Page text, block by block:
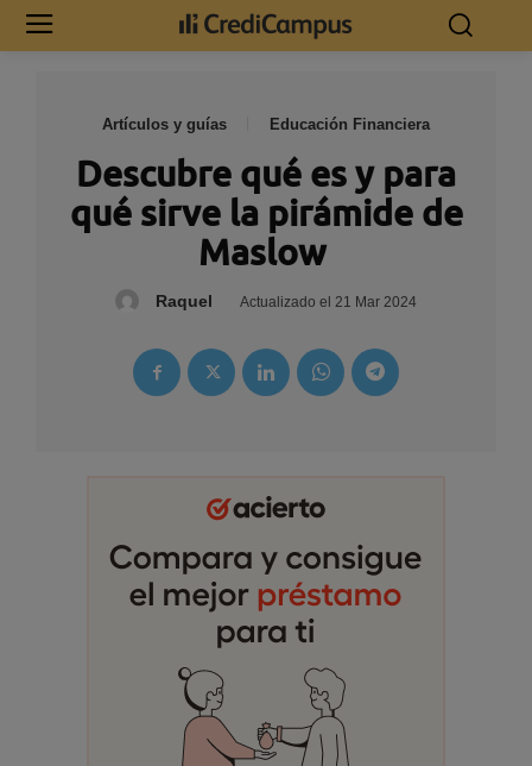
Artículos y guías Educación Financiera
Descubre qué es y para
qué sirve la pirámide de
Maslow
Raquel Actualizado el 21 Mar 2024